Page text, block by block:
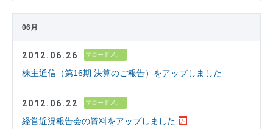
06月
2012.06.26
株主通信（第16期 決算のご報告）をアップしました
2012.06.22
経営近況報告会の資料をアップしました